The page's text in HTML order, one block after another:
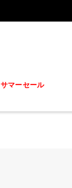
サマーセール